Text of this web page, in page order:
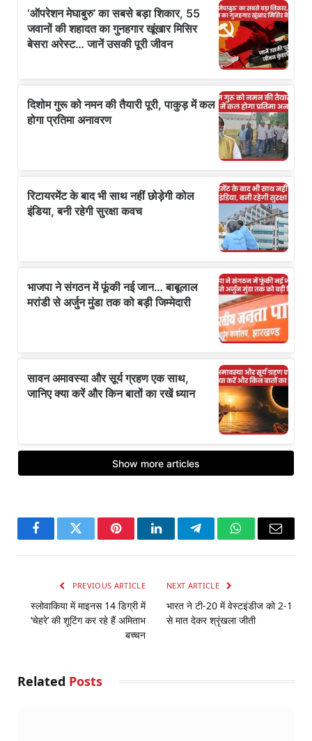
FacebookTwitter PinterestLinkedInTelegramWhatsApp
Email
PREVIOUS ARTICLE
स्लोवाकिया में माइनस 14 डिग्री में
‘चेहरे’ की शूटिंग कर रहे हैं अमिताभ
बच्चन
NEXT ARTICLE
भारत ने टी-20 में वेस्टइंडीज को 2-1
से मात देकर श्रृंखला जीती
Related Posts